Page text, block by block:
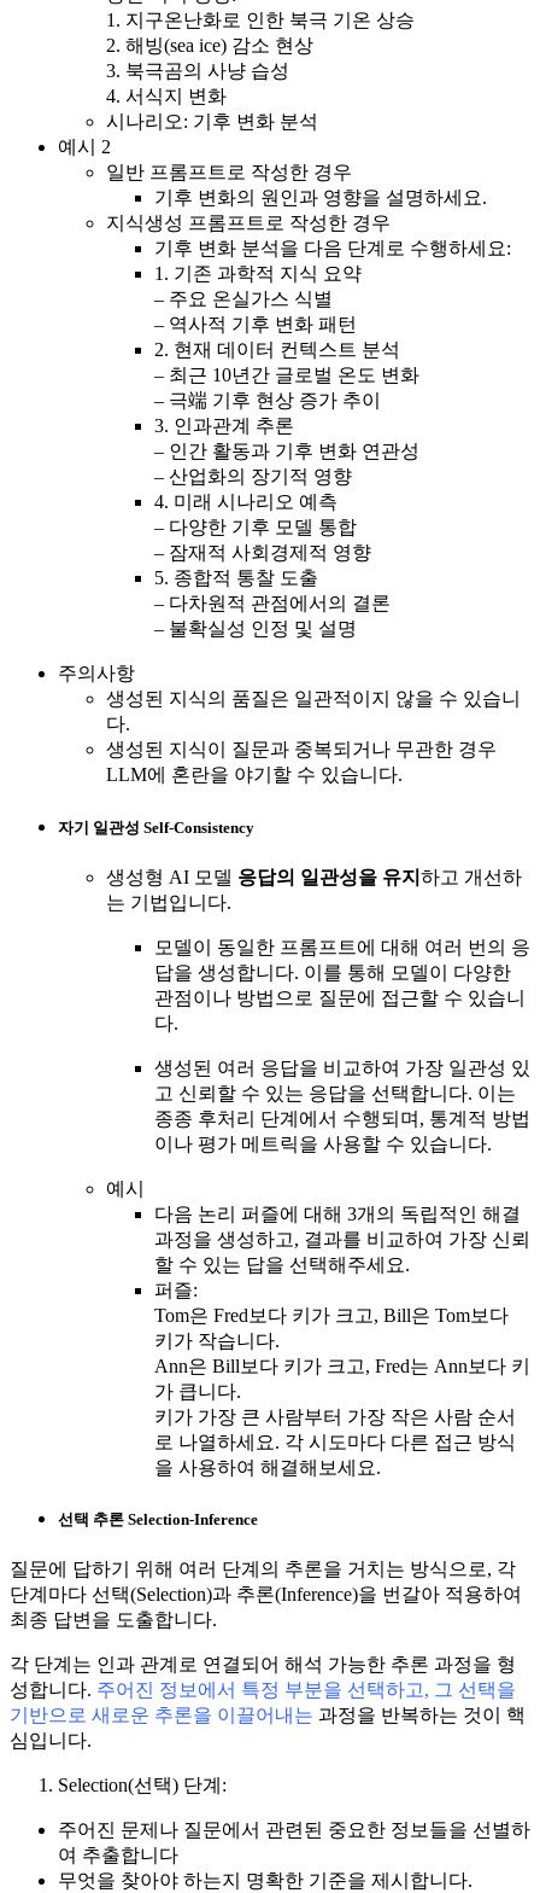
1. 지구온난화로 인한 북극 기온 상승
2. 해빙(sea ice) 감소 현상
3. 북극곰의 사냥 습성
4. 서식지 변화
시나리오: 기후 변화 분석
예시 2
일반 프롬프트로 작성한 경우
기후 변화의 원인과 영향을 설명하세요.
지식생성 프롬프트로 작성한 경우
기후 변화 분석을 다음 단계로 수행하세요:
1. 기존 과학적 지식 요약
– 주요 온실가스 식별
– 역사적 기후 변화 패턴
2. 현재 데이터 컨텍스트 분석
– 최근 10년간 글로벌 온도 변화
– 극端 기후 현상 증가 추이
3. 인과관계 추론
– 인간 활동과 기후 변화 연관성
– 산업화의 장기적 영향
4. 미래 시나리오 예측
– 다양한 기후 모델 통합
– 잠재적 사회경제적 영향
5. 종합적 통찰 도출
– 다차원적 관점에서의 결론
– 불확실성 인정 및 설명
주의사항
생성된 지식의 품질은 일관적이지 않을 수 있습니
다.
생성된 지식이 질문과 중복되거나 무관한 경우
LLM에 혼란을 야기할 수 있습니다.
자기 일관성 Self-Consistency
생성형 AI 모델 응답의 일관성을 유지 하고 개선하
는 기법입니다.
모델이 동일한 프롬프트에 대해 여러 번의 응
답을 생성합니다. 이를 통해 모델이 다양한
관점이나 방법으로 질문에 접근할 수 있습니
다.
생성된 여러 응답을 비교하여 가장 일관성 있
고 신뢰할 수 있는 응답을 선택합니다. 이는
종종 후처리 단계에서 수행되며, 통계적 방법
이나 평가 메트릭을 사용할 수 있습니다.
예시
다음 논리 퍼즐에 대해 3개의 독립적인 해결
과정을 생성하고, 결과를 비교하여 가장 신뢰
할 수 있는 답을 선택해주세요.
퍼즐:
Tom은 Fred보다 키가 크고, Bill은 Tom보다
키가 작습니다.
Ann은 Bill보다 키가 크고, Fred는 Ann보다 키
가 큽니다.
키가 가장 큰 사람부터 가장 작은 사람 순서
로 나열하세요. 각 시도마다 다른 접근 방식
을 사용하여 해결해보세요.
선택 추론 Selection-Inference
질문에 답하기 위해 여러 단계의 추론을 거치는 방식으로, 각
단계마다 선택(Selection)과 추론(Inference)을 번갈아 적용하여
최종 답변을 도출합니다.
각 단계는 인과 관계로 연결되어 해석 가능한 추론 과정을 형
성합니다. 주어진 정보에서 특정 부분을 선택하고, 그 선택을
기반으로 새로운 추론을 이끌어내는 과정을 반복하는 것이 핵
심입니다.
Selection(선택) 단계:
주어진 문제나 질문에서 관련된 중요한 정보들을 선별하
여 추출합니다
무엇을 찾아야 하는지 명확한 기준을 제시합니다.